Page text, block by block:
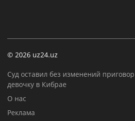
© 2026 uz24.uz
Суд оставил без изменений
девочку в Кибрае
О нас
Реклама